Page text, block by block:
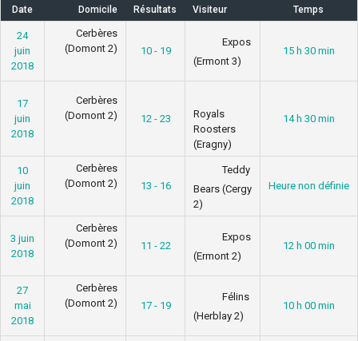
Date Domicile Résultats Visiteur Temps
24
juin
2018
Cerbères
(Domont 2)
10 - 19
Expos
(Ermont 3)
15 h 30 min
17
juin
2018
Cerbères
(Domont 2)
12 - 23
Royals
Roosters
(Eragny)
14 h 30 min
10
juin
2018
Cerbères
(Domont 2)
13 - 16
Teddy
Bears (Cergy
2)
Heure non définie
3 juin
2018
Cerbères
(Domont 2)
11 - 22
Expos
(Ermont 2)
12 h 00 min
27
mai
2018
Cerbères
(Domont 2)
17 - 19
Félins
(Herblay 2)
10 h 00 min